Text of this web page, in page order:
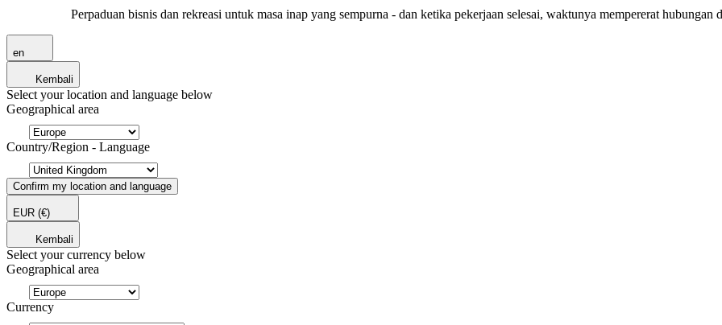
Perpaduan bisnis dan rekreasi untuk masa inap yang sempurna - dan ketika pekerjaan selesai, waktunya mempererat hubungan
en
Kembali
Select your location and language below
Geographical area
Country/Region - Language
Confirm my location and language
EUR (€)
Kembali
Select your currency below
Geographical area
Currency